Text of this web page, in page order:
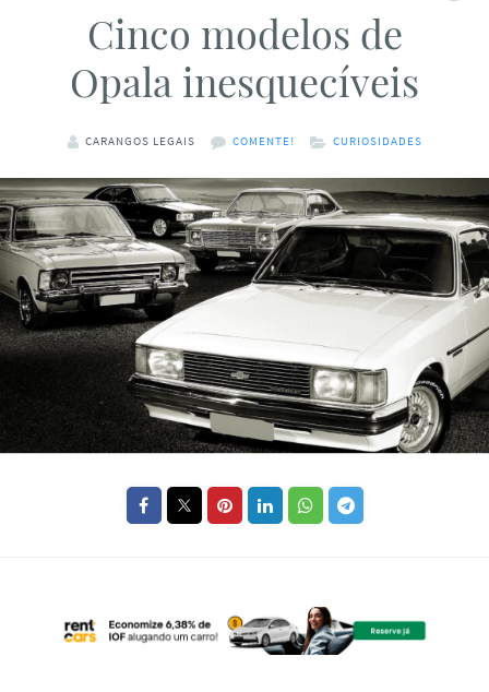
Cinco modelos de
Opala inesquecíveis
CARANGOS LEGAIS COMENTE! CURIOSIDADES